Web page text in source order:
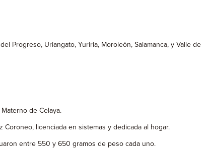
Progreso, Uriangato, Yuriria, Moroleón, Salamanca, y Valle de
de Celaya.
licenciada en sistemas y dedicada al hogar.
entre 550 y 650 gramos de peso cada uno.